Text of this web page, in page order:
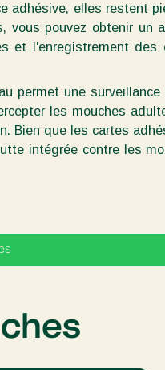
elles restent
pouvez obtenir un
l'enregistrement
permet une
les mouches
que les cartes
intégrée contre les